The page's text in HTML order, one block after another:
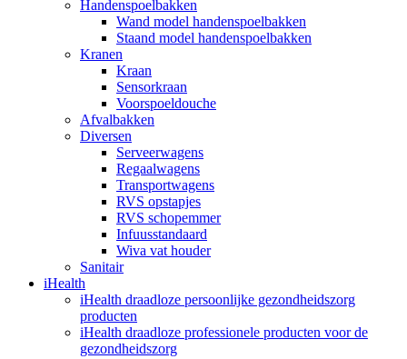
Handenspoelbakken
Wand model handenspoelbakken
Staand model handenspoelbakken
Kranen
Kraan
Sensorkraan
Voorspoeldouche
Afvalbakken
Diversen
Serveerwagens
Regaalwagens
Transportwagens
RVS opstapjes
RVS schopemmer
Infuusstandaard
Wiva vat houder
Sanitair
iHealth
iHealth draadloze persoonlijke gezondheidszorg
producten
iHealth draadloze professionele producten voor de
gezondheidszorg